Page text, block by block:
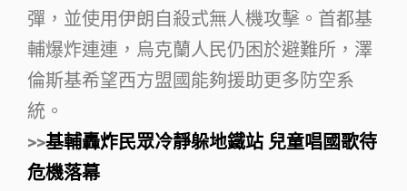
彈，並使用伊朗自殺式無人機攻擊。首都基
輔爆炸連連，烏克蘭人民仍困於避難所，澤
倫斯基希望西方盟國能夠援助更多防空系
統。
>>基輔轟炸民眾冷靜躲地鐵站 兒童唱國歌待
危機落幕